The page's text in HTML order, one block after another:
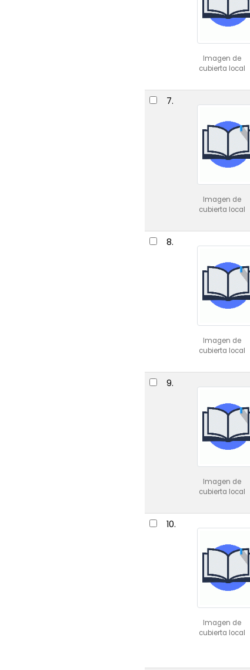
Imagen de
cubierta local
7.
Imagen de
cubierta local
8.
Imagen de
cubierta local
9.
Imagen de
cubierta local
10.
Imagen de
cubierta local